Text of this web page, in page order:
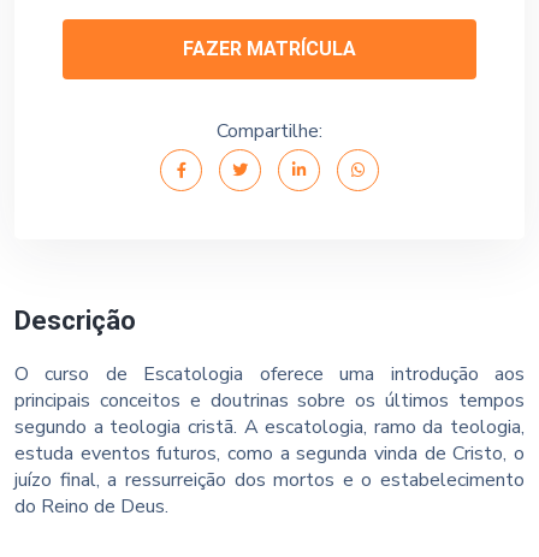
Descrição
O curso de Escatologia oferece uma introdução aos
principais conceitos e doutrinas sobre os últimos tempos
segundo a teologia cristã. A escatologia, ramo da teologia,
estuda eventos futuros, como a segunda vinda de Cristo, o
juízo final, a ressurreição dos mortos e o estabelecimento
do Reino de Deus.
FAZER MATRÍCULA
Compartilhe: